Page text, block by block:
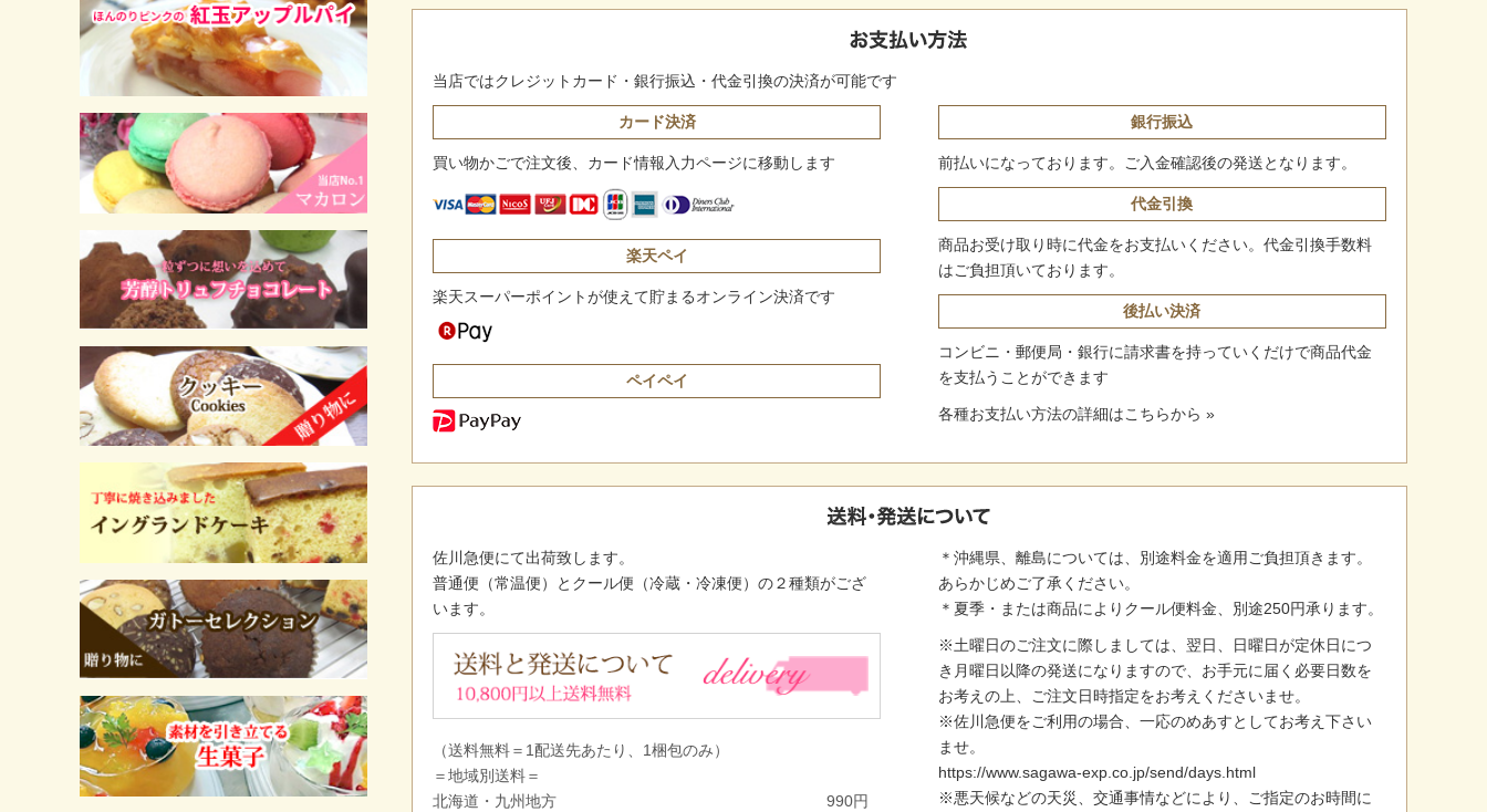
当店ではクレジットカード・銀行振込・代金引換の決済が可能です
カード決済
買い物かごで注文後、カード情報入力ページに移動します
楽天ペイ
楽天スーパーポイントが使えて貯まるオンライン決済です
ペイペイ
銀行振込
前払いになっております。ご入金確認後の発送となります。
代金引換
商品お受け取り時に代金をお支払いください。代金引換手数料
はご負担頂いております。
後払い決済
コンビニ・郵便局・銀行に請求書を持っていくだけで商品代金
を支払うことができます
各種お支払い方法の詳細はこちらから »
佐川急便にて出荷致します。
普通便（常温便）とクール便（冷蔵・冷凍便）の２種類がござ
います。
（送料無料＝1配送先あたり、1梱包のみ）
＝地域別送料＝
北海道・九州地方
990円
＊沖縄県、離島については、別途料金を適用ご負担頂きます。
あらかじめご了承ください。
＊夏季・または商品によりクール便料金、別途250円承ります。
※土曜日のご注文に際しましては、翌日、日曜日が定休日につ
き月曜日以降の発送になりますので、お手元に届く必要日数を
お考えの上、ご注文日時指定をお考えくださいませ。
※佐川急便をご利用の場合、一応のめあすとしてお考え下さい
ませ。
https://www.sagawa-exp.co.jp/send/days.html
※悪天候などの天災、交通事情などにより、ご指定のお時間に